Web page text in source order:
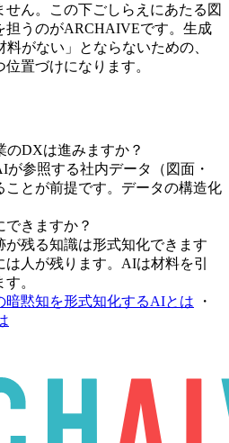
ん。この下ごしらえにあたる図
担うのがARCHAIVEです。生成
がない」とならないための、
置づけになります。
DXは進みますか？
参照する社内データ（図面・
とが前提です。データの構造化
できますか？
残る知識は形式知化できます
人が残ります。AIは材料を引
。
暗黙知を形式知化するAIとは ・